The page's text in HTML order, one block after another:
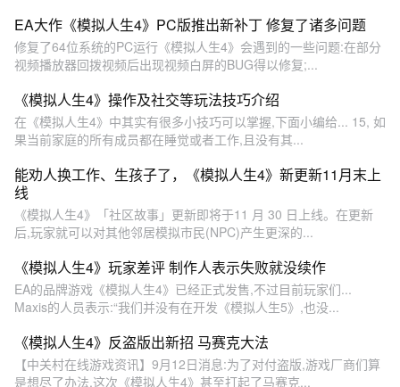
EA大作《模拟人生4》PC版推出新补丁 修复了诸多问题
修复了64位系统的PC运行《模拟人生4》会遇到的一些问题:在部分
视频播放器回拨视频后出现视频白屏的BUG得以修复;...
《模拟人生4》操作及社交等玩法技巧介绍
在《模拟人生4》中其实有很多小技巧可以掌握,下面小编给... 15, 如
果当前家庭的所有成员都在睡觉或者工作,且没有其...
能劝人换工作、生孩子了，《模拟人生4》新更新11月末上
线
《模拟人生4》「社区故事」更新即将于11 月 30 日上线。在更新
后,玩家就可以对其他邻居模拟市民(NPC)产生更深的...
《模拟人生4》玩家差评 制作人表示失败就没续作
EA的品牌游戏《模拟人生4》已经正式发售,不过目前玩家们...
Maxis的人员表示:“我们并没有在开发《模拟人生5》,也没...
《模拟人生4》反盗版出新招 马赛克大法
【中关村在线游戏资讯】9月12日消息:为了对付盗版,游戏厂商们算
是想尽了办法,这次《模拟人生4》甚至打起了马赛克...